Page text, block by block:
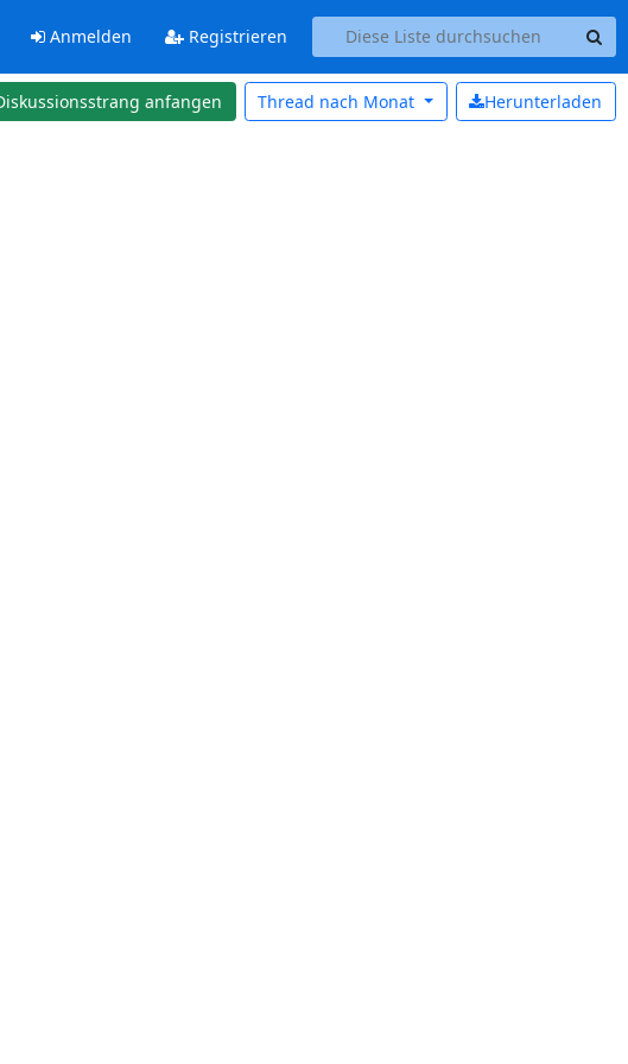
Anmelden Registrieren
anfangen Herunterladen
Thread nach Monat